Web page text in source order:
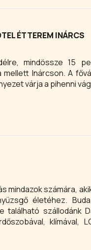
ÉTTEREM INÁRCS
mindössze 15
Inárcson. A
várja a pihenni
mindazok számára,
életéhez.
található szállodánk
klímával,